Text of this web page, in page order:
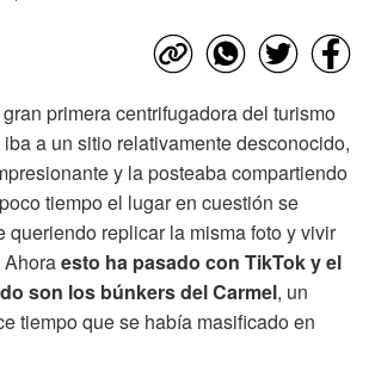
primera centrifugadora del turismo
a un sitio relativamente desconocido,
y la posteaba compartiendo
tiempo el lugar en cuestión se
queriendo replicar la misma foto y vivir
Ahoraesto ha pasado con TikTok y el
son los búnkers del Carmel, un
tiempo que se había masificado en